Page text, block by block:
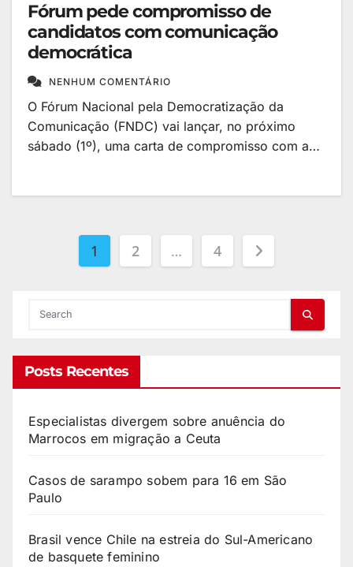
Fórum pede compromisso de
candidatos com comunicação
democrática
NENHUM COMENTÁRIO
O Fórum Nacional pela Democratização da
Comunicação (FNDC) vai lançar, no próximo
sábado (1º), uma carta de compromisso com a…
1 2 … 4
Posts Recentes
Especialistas divergem sobre anuência do
Marrocos em migração a Ceuta
Casos de sarampo sobem para 16 em São
Paulo
Brasil vence Chile na estreia do Sul-Americano
de basquete feminino